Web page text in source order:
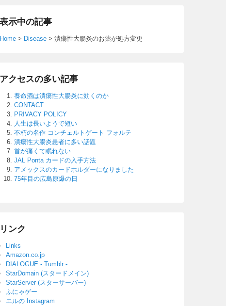
表示中の記事
Home > Disease > 潰瘍性大腸炎のお薬が処方変更
アクセスの多い記事
養命酒は潰瘍性大腸炎に効くのか
CONTACT
PRIVACY POLICY
人生は長いようで短い
不朽の名作 コンチェルトゲート フォルテ
潰瘍性大腸炎患者に多い話題
首が痛くて眠れない
JAL Ponta カードの入手方法
アメックスのカードホルダーになりました
75年目の広島原爆の日
リンク
Links
Amazon.co.jp
DIALOGUE - Tumblr -
StarDomain (スタードメイン)
StarServer (スターサーバー)
ふにゃゲー
エルの Instagram